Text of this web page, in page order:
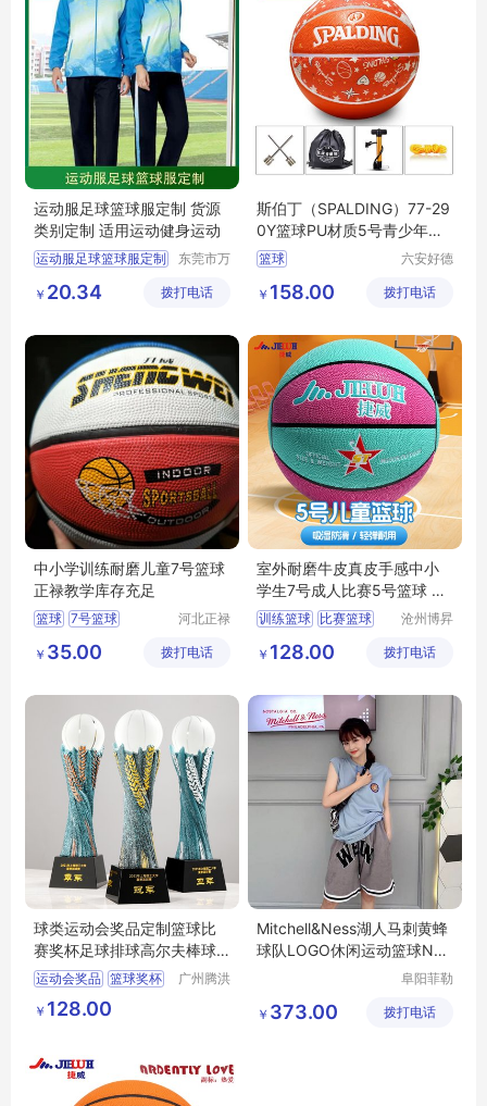
运动服足球篮球服定制 货源
类别定制 适用运动健身运动
运动服足球篮球服定制
东莞市万
衣厂
￥ 20.34 拨打电话
斯伯丁（SPALDING）77-29
0Y篮球PU材质5号青少年通
用球
篮球
六安好德
公司
￥ 158.00 拨打电话
中小学训练耐磨儿童7号篮球
正禄教学库存充足
篮球 7号篮球
儿童耐磨篮球
河北正禄
制造有限
￥ 35.00 拨打电话
室外耐磨牛皮真皮手感中小
学生7号成人比赛5号篮球 学
校体育器材
训练篮球 比赛篮球
沧州博昇
有限公司
￥ 128.00 拨打电话
球类运动会奖品定制篮球比
赛奖杯足球排球高尔夫棒球
比赛奖座
运动会奖品 篮球奖杯
足球奖杯
网球奖杯
广州腾洪
￥ 128.00
Mitchell&Ness湖人马刺黄蜂
球队LOGO休闲运动篮球NBA
阜阳菲勒
公司
￥ 373.00 拨打电话